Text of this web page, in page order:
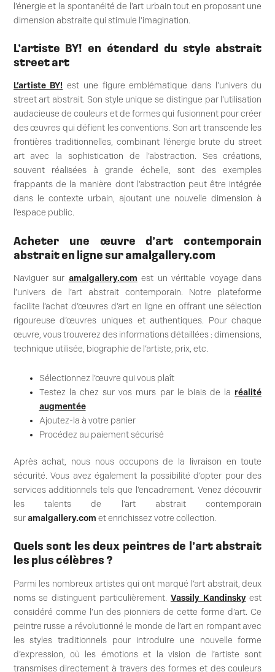
l’énergie et la spontanéité de l’art urbain tout en proposant une
dimension abstraite qui stimule l’imagination.
L’artiste BY! en étendard du style abstrait
street art
L’artiste BY! est une figure emblématique dans l’univers du
street art abstrait. Son style unique se distingue par l’utilisation
audacieuse de couleurs et de formes qui fusionnent pour créer
des œuvres qui défient les conventions. Son art transcende les
frontières traditionnelles, combinant l’énergie brute du street
art avec la sophistication de l’abstraction. Ses créations,
souvent réalisées à grande échelle, sont des exemples
frappants de la manière dont l’abstraction peut être intégrée
dans le contexte urbain, ajoutant une nouvelle dimension à
l’espace public.
Acheter une œuvre d’art contemporain
abstrait en ligne sur amalgallery.com
Naviguer sur amalgallery.com est un véritable voyage dans
l’univers de l’art abstrait contemporain. Notre plateforme
facilite l’achat d’œuvres d’art en ligne en offrant une sélection
rigoureuse d’œuvres uniques et authentiques. Pour chaque
œuvre, vous trouverez des informations détaillées : dimensions,
technique utilisée, biographie de l’artiste, prix, etc.
Sélectionnez l’œuvre qui vous plaît
Testez la chez sur vos murs par le biais de la réalité
augmentée
Ajoutez-la à votre panier
Procédez au paiement sécurisé
Après achat, nous nous occupons de la livraison en toute
sécurité. Vous avez également la possibilité d’opter pour des
services additionnels tels que l’encadrement. Venez découvrir
les talents de l’art abstrait contemporain
suramalgallery.com et enrichissez votre collection.
Quels sont les deux peintres de l’art abstrait
les plus célèbres ?
Parmi les nombreux artistes qui ont marqué l’art abstrait, deux
noms se distinguent particulièrement. Vassily Kandinskyest
considéré comme l’un des pionniers de cette forme d’art. Ce
peintre russe a révolutionné le monde de l’art en rompant avec
les styles traditionnels pour introduire une nouvelle forme
d’expression, où les émotions et la vision de l’artiste sont
transmises directement à travers des formes et des couleurs